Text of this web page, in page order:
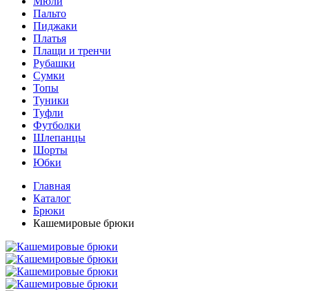
Пальто
Пиджаки
Платья
Плащи и тренчи
Рубашки
Сумки
Топы
Туники
Туфли
Футболки
Шлепанцы
Шорты
Юбки
Главная
Каталог
Брюки
Кашемировые брюки